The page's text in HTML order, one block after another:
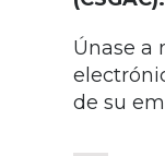
Únase a
de su